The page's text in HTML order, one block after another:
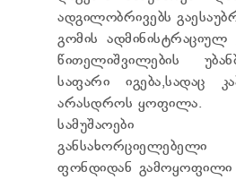
REPORT TO BE SUBMITTED TO
PARLIAMENT
REQUEST OF PUBLIC INFORMATION
PERSONAL DATA PROTECTION OFFICER
LEGAL DECISIONS
APPEAL RULES
ადგილობრივებს
გომის
წითელიშვილების
საფარი იგება,სადაც
არასდროს ყოფილა.
სამუშაოები
ფონდიდან გამოყოფილი